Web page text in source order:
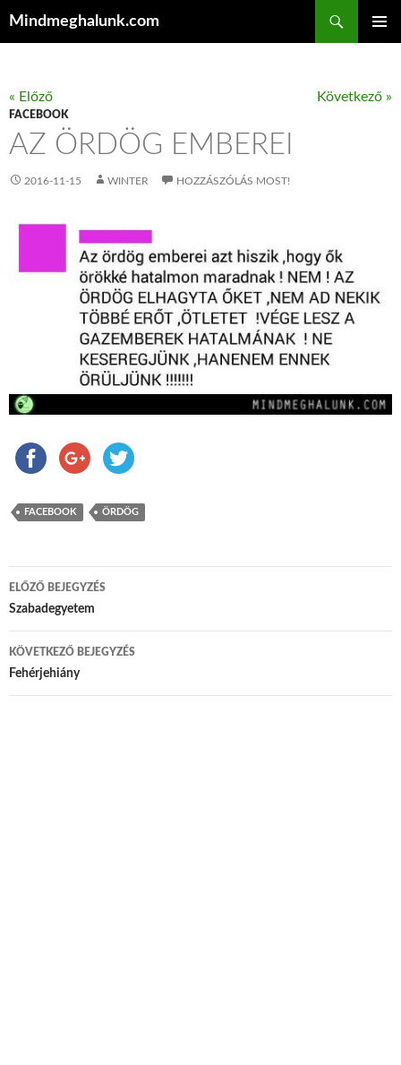
Mindmeghalunk.com
« Előző Következő »
FACEBOOK
AZ ÖRDÖG EMBEREI
2016-11-15 WINTER HOZZÁSZÓLÁS MOST!
FACEBOOK ÖRDÖG
Bejegyzés navigáció
ELŐZŐ BEJEGYZÉS
Szabadegyetem
KÖVETKEZŐ BEJEGYZÉS
Fehérjehiány